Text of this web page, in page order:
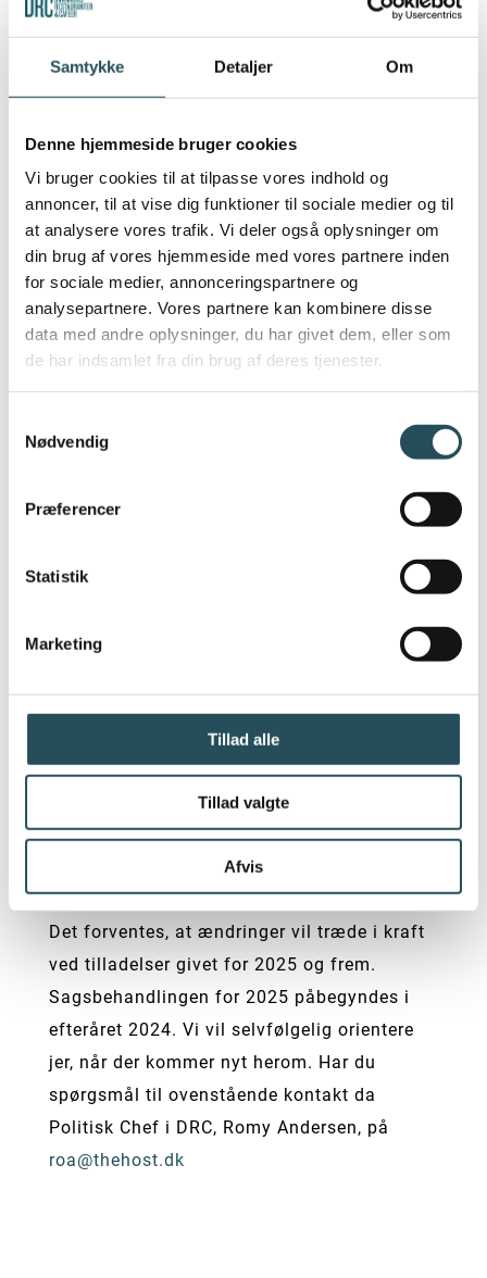
Samtykke Detaljer Om
Denne hjemmeside bruger cookies
Vi bruger cookies til at tilpasse vores indhold og
annoncer, til at vise dig funktioner til sociale medier og til
at analysere vores trafik. Vi deler også oplysninger om
din brug af vores hjemmeside med vores partnere inden
for sociale medier, annonceringspartnere og
analysepartnere. Vores partnere kan kombinere disse
data med andre oplysninger, du har givet dem, eller som
de har indsamlet fra din brug af deres tjenester.
Nødvendig
Præferencer
Statistik
Marketing
Tillad alle
Tillad valgte
Afvis
fortove. Det betyder, at det fremover ikke
smalle fortove, det skal sikre, at
og barnevogne kan færdes i byen.
Konkret betyder det, at der skal friholdes
minimum 0,8 meter til færdsel på
fortovene i byen.
Opmærkning af areal. Det betyder at der
på udeserveringerne vil ske en
opmærkning af arealet. Det skal skabe
man kan trække en stol eller et bord ud
blokeret.
komme klare linjer i forhold til, hvad der er
udeserveringen i København. Både for
har bedre vilkår for at få regler og rammer
gjort gældende i hele København. I DRC ser
vi positivt på tiltagene, især at
udeserveringen nu kan bestå og endda giver
Det forventes, at ændringer vil træde i kraft
ved tilladelser givet for 2025 og frem.
Sagsbehandlingen for 2025 påbegyndes i
efteråret 2024. Vi vil selvfølgelig orientere
jer, når der kommer nyt herom. Har du
spørgsmål til ovenstående kontakt da
Politisk Chef i DRC, Romy Andersen, på
roa@thehost.dk